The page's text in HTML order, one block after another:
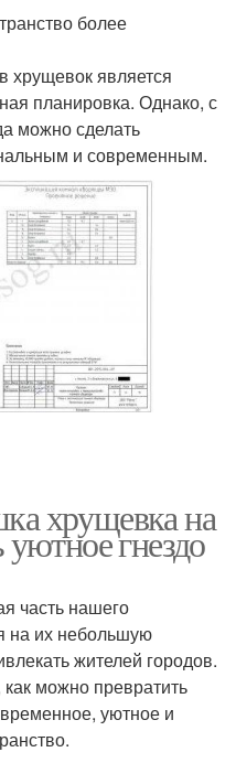
более
хрущевок является
планировка. Однако, с
можно сделать
и современным.
хрущевка на
уютное гнездо
часть нашего
на их небольшую
жителей городов.
можно превратить
уютное и